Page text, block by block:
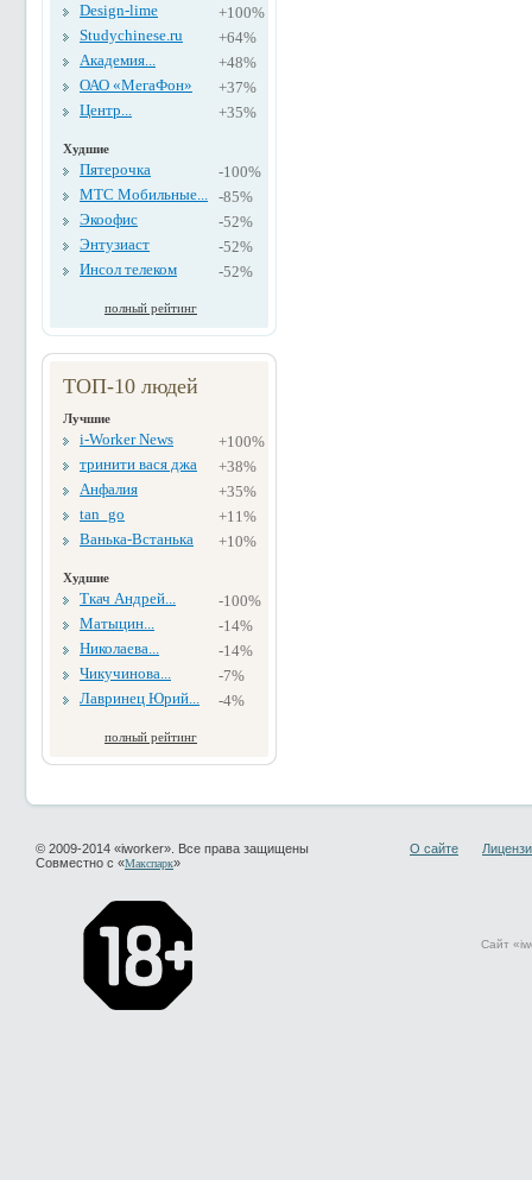
Design-lime
+100%
Studychinese.ru
+64%
Академия...
+48%
ОАО «МегаФон»
+37%
Центр...
+35%
Худшие
Пятерочка
-100%
МТС Мобильные... -85%
Экоофис
-52%
Энтузиаст
-52%
Инсол телеком
-52%
полный рейтинг
ТОП-10 людей
Лучшие
i-Worker News
+100%
тринити вася джа
+38%
Анфалия
+35%
tan_go
+11%
Ванька-Встанька
+10%
Худшие
Ткач Андрей...
-100%
Матыцин...
-14%
Николаева...
-14%
Чикучинова...
-7%
Лавринец Юрий...
-4%
полный рейтинг
© 2009-2014 «iworker». Все права защищены
Совместно с «Макспарк»
О сайте
Сайт